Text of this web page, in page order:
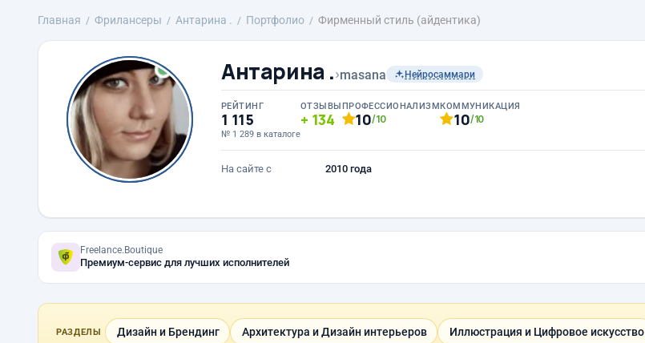
Главная Фрилансеры Антарина . Портфолио Фирменный стиль (айдентика)
Антарина .›masana Нейросаммари
РЕЙТИНГ
1 115
№ 1 289 в каталоге
ОТЗЫВЫ
134
ПРОФЕССИОНАЛИЗМ
10/10
КОММУНИКАЦИЯ
10/10
На сайте с 2010 года
Freelance.Boutique
Премиум-сервис для лучших исполнителей
РАЗДЕЛЫ Дизайн и Брендинг Архитектура и Дизайн интерьеров Иллюстрация и Цифровое искусство